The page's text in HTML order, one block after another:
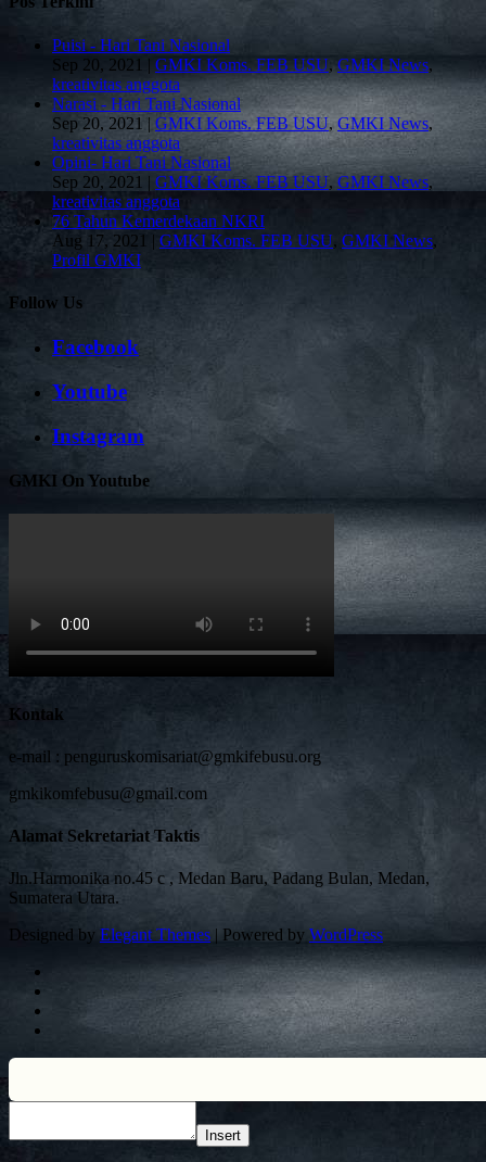
Puisi - Hari Tani Nasional
Sep 20, 2021 | GMKI Koms. FEB USU, GMKI News,
kreativitas anggota
Narasi - Hari Tani Nasional
Sep 20, 2021 | GMKI Koms. FEB USU,GMKI News,
kreativitas anggota
Opini- Hari Tani Nasional
Sep 20, 2021 | GMKI Koms. FEB USU, GMKI News,
kreativitas anggota
76 Tahun Kemerdekaan NKRI
Aug 17, 2021 | GMKI Koms. FEB USU, GMKI News,
Profil GMKI
Follow Us
Facebook
Youtube
Instagram
GMKI On Youtube
Kontak
e-mail : penguruskomisariat@gmkifebusu.org
gmkikomfebusu@gmail.com
Alamat Sekretariat Taktis
Jln.Harmonika no.45 c , Medan Baru, Padang Bulan, Medan,
Sumatera Utara.
Designed by Elegant Themes | Powered by WordPress
Insert